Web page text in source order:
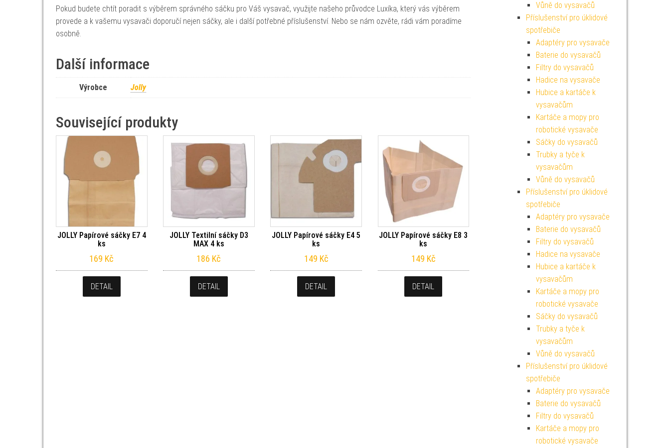
Pokud budete chtít poradit s výběrem správného sáčku pro Váš vysavač, využijte našeho průvodce Luxíka, který vás výběrem
provede a k vašemu vysavači doporučí nejen sáčky, ale i další potřebné příslušenství. Nebo se nám ozvěte, rádi vám poradíme
osobně.
Další informace
Výrobce Jolly
Související produkty
JOLLY Papírové sáčky E7 4
ks
169 Kč
DETAIL
JOLLY Textilní sáčky D3
MAX 4 ks
186 Kč
DETAIL
JOLLY Papírové sáčky E4 5
ks
149 Kč
DETAIL
JOLLY Papírové sáčky E8 3
ks
149 Kč
DETAIL
Vůně do vysavačů
Příslušenství pro úklidové
spotřebiče
Adaptéry pro vysavače
Baterie do vysavačů
Filtry do vysavačů
Hadice na vysavače
Hubice a kartáče k
vysavačům
Kartáče a mopy pro
robotické vysavače
Sáčky do vysavačů
Trubky a tyče k
vysavačům
Vůně do vysavačů
Příslušenství pro úklidové
spotřebiče
Adaptéry pro vysavače
Baterie do vysavačů
Filtry do vysavačů
Hadice na vysavače
Hubice a kartáče k
vysavačům
Kartáče a mopy pro
robotické vysavače
Sáčky do vysavačů
Trubky a tyče k
vysavačům
Vůně do vysavačů
Příslušenství pro úklidové
spotřebiče
Adaptéry pro vysavače
Baterie do vysavačů
Filtry do vysavačů
Kartáče a mopy pro
robotické vysavače